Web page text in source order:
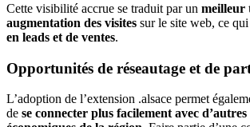
Cette visibilité accrue se traduit par un meilleur
augmentation des visites sur le site web, ce qui
en leads et de ventes.
Opportunités de réseautage et de
L’adoption de l’extension .alsace permet
de se connecter plus facilement avec